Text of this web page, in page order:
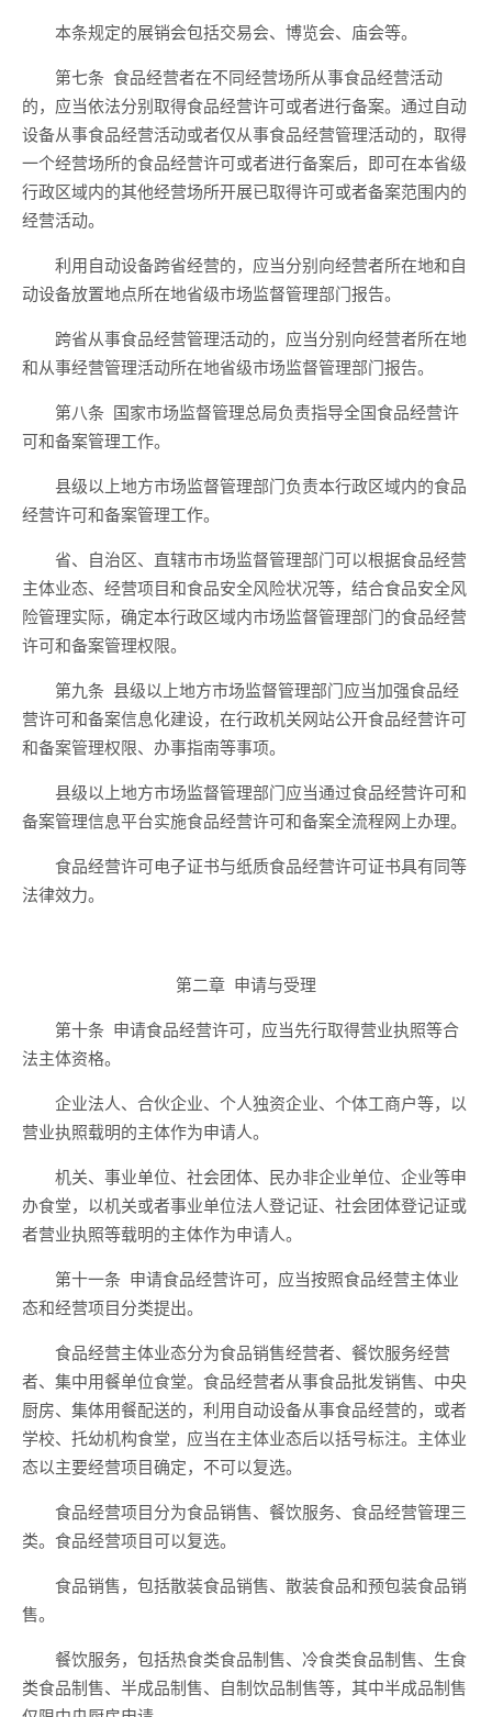
本条规定的展销会包括交易会、博览会、庙会等。
第七条 食品经营者在不同经营场所从事食品经营活动
的， 应当依法分别取得食品经营许可或者进行备案。 通过自动
设备从事食品经营活动或者仅从事食品经营管理活动的， 取得
一个经营场所的食品经营许可或者进行备案后，即可在本省级
行政区域内的其他经营场所开展已取得许可或者备案范围内的
经营活动。
利用自动设备跨省经营的，应当分别向经营者所在地和自
动设备放置地点所在地省级市场监督管理部门报告。
跨省从事食品经营管理活动的， 应当分别向经营者所在地
和从事经营管理活动所在地省级市场监督管理部门报告。
第八条 国家市场监督管理总局负责指导全国食品经营许
可和备案管理工作。
县级以上地方市场监督管理部门负责本行政区域内的食品
经营许可和备案管理工作。
省、自治区、直辖市市场监督管理部门可以根据食品经营
主体业态、经营项目和食品安全风险状况等， 结合食品安全风
险管理实际， 确定本行政区域内市场监督管理部门的食品经营
许可和备案管理权限。
第九条 县级以上地方市场监督管理部门应当加强食品经
营许可和备案信息化建设，在行政机关网站公开食品经营许可
和备案管理权限、办事指南等事项。
县级以上地方市场监督管理部门应当通过食品经营许可和
备案管理信息平台实施食品经营许可和备案全流程网上办理。
食品经营许可电子证书与纸质食品经营许可证书具有同等
法律效力。
第二章 申请与受理
第十条 申请食品经营许可，应当先行取得营业执照等合
法主体资格。
企业法人、合伙企业、个人独资企业、个体工商户等，以
营业执照载明的主体作为申请人。
机关、事业单位、社会团体、民办非企业单位、企业等申
办食堂，以机关或者事业单位法人登记证、社会团体登记证或
者营业执照等载明的主体作为申请人。
第十一条 申请食品经营许可，应当按照食品经营主体业
态和经营项目分类提出。
食品经营主体业态分为食品销售经营者、餐饮服务经营
者、集中用餐单位食堂。食品经营者从事食品批发销售、中央
厨房、集体用餐配送的，利用自动设备从事食品经营的，或者
学校、托幼机构食堂，应当在主体业态后以括号标注。主体业
态以主要经营项目确定，不可以复选。
食品经营项目分为食品销售、餐饮服务、食品经营管理三
类。食品经营项目可以复选。
食品销售，包括散装食品销售、 散装食品和预包装食品销
售。
餐饮服务，包括热食类食品制售、冷食类食品制售、生食
类食品制售、半成品制售、自制饮品制售等，其中半成品制售